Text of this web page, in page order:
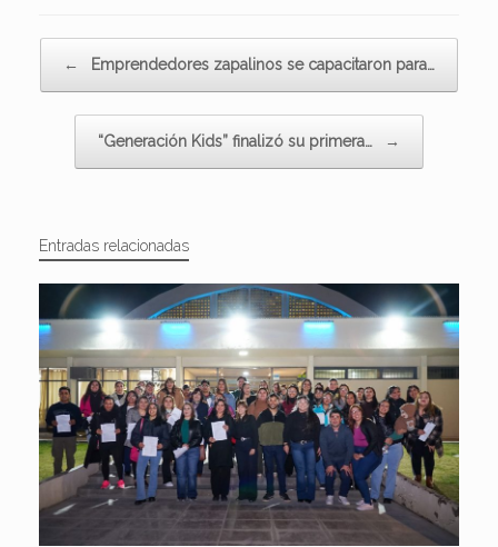
← Emprendedores zapalinos se capacitaron para…
“Generación Kids” finalizó su primera… →
Entradas relacionadas